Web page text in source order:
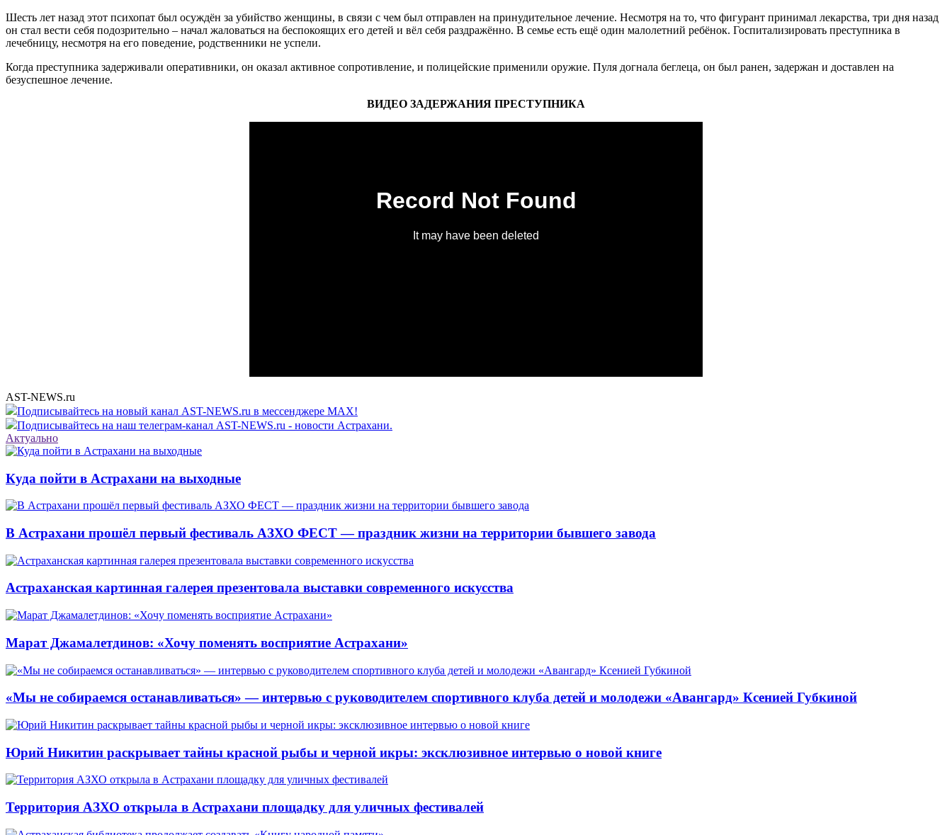
Шесть лет назад этот психопат был осуждён за убийство женщины, в связи с чем был отправлен на принудительное лечение. Несмотря на то, что фигурант принимал лекарства, три дня назад
он стал вести себя подозрительно – начал жаловаться на беспокоящих его детей и вёл себя раздражённо. В семье есть ещё один малолетний ребёнок. Госпитализировать преступника в
лечебницу, несмотря на его поведение, родственники не успели.
Когда преступника задерживали оперативники, он оказал активное сопротивление, и полицейские применили оружие. Пуля догнала беглеца, он был ранен, задержан и доставлен на
безуспешное лечение.
ВИДЕО ЗАДЕРЖАНИЯ ПРЕСТУПНИКА
AST-NEWS.ru
Подписывайтесь на новый канал AST-NEWS.ru в мессенджере MAX!
Подписывайтесь на наш телеграм-канал AST-NEWS.ru - новости Астрахани.
Актуально
Куда пойти в Астрахани на выходные
В Астрахани прошёл первый фестиваль АЗХО ФЕСТ — праздник жизни на территории бывшего завода
Астраханская картинная галерея презентовала выставки современного искусства
Марат Джамалетдинов: «Хочу поменять восприятие Астрахани»
«Мы не собираемся останавливаться» — интервью с руководителем спортивного клуба детей и молодежи «Авангард» Ксенией Губкиной
Юрий Никитин раскрывает тайны красной рыбы и черной икры: эксклюзивное интервью о новой книге
Территория АЗХО открыла в Астрахани площадку для уличных фестивалей